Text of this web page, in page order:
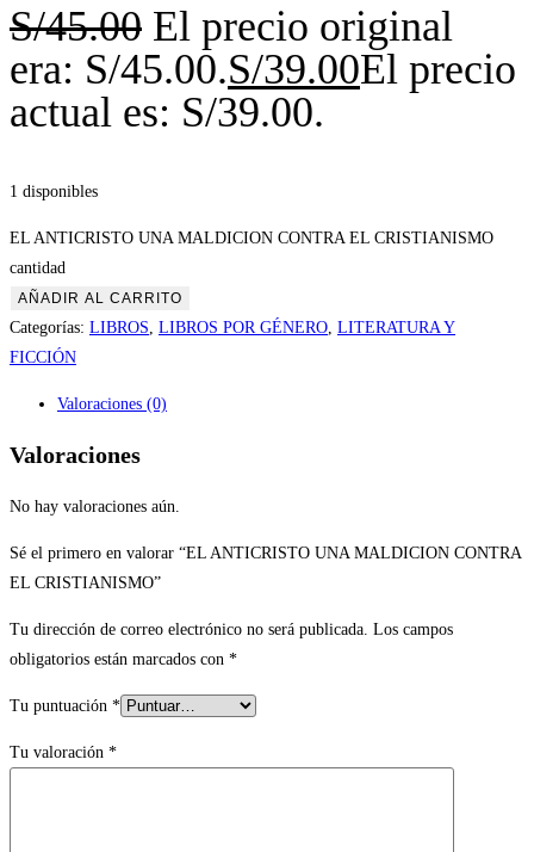
S/45.00 El precio original
era: S/45.00.S/39.00El precio
actual es: S/39.00.
1 disponibles
EL ANTICRISTO UNA MALDICION CONTRA EL CRISTIANISMO
cantidad
AÑADIR AL CARRITO
Categorías: LIBROS LIBROS POR GÉNERO LITERATURA Y
FICCIÓN
Valoraciones (0)
Valoraciones
No hay valoraciones aún.
Sé el primero en valorar “EL ANTICRISTO UNA MALDICION CONTRA
EL CRISTIANISMO”
Tu dirección de correo electrónico no será publicada. Los campos
obligatorios están marcados con *
Tu puntuación *
Tu valoración *